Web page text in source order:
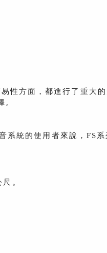
性方面，都進行了重大
。
系統的使用者來說，FS
。